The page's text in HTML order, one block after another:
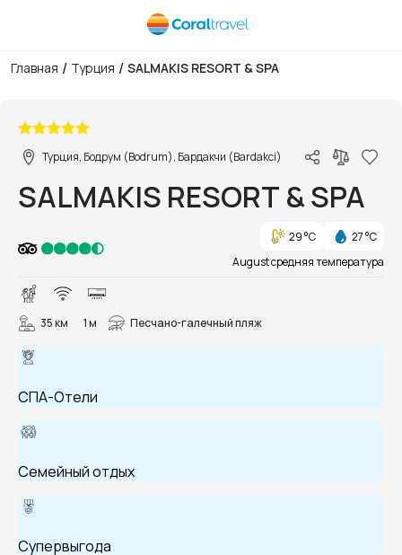
Главная / Турция / SALMAKIS RESORT & SPA
Турция, Бодрум (Bodrum), Бардакчи (Bardakci)
SALMAKIS RESORT & SPA
29 °C
27 °C
August средняя температура
35 км 1 м Песчано-галечный пляж
СПА-Отели
Семейный отдых
Супервыгода